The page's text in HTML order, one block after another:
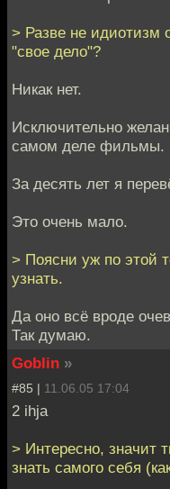
> Разве не идиотизм
"свое дело"?
Никак нет.
Исключительно
самом деле фильмы.
За десять лет я
Это очень мало.
> Поясни уж по этой
узнать.
Да оно всё вроде
Так думаю.
Goblin »
#85 | 11.06.05 17:04
2 ihja
> Интересно, значит
знать самого себя